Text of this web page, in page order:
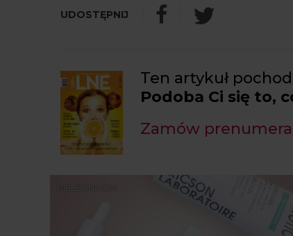
Ten artykuł
Podoba Ci się to,
Zamów
PIELĘGNACJA